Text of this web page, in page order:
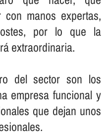
manos expertas,
por lo que la
extraordinaria.
del sector son los
empresa funcional y
que dejan unos